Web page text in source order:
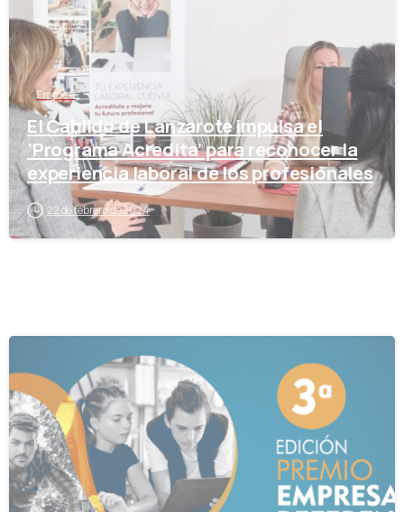
Empleo
El Cabildo de Lanzarote impulsa el
‘Programa Acredita’ para reconocer la
experiencia laboral de los profesionales
22 de febrero de 2024